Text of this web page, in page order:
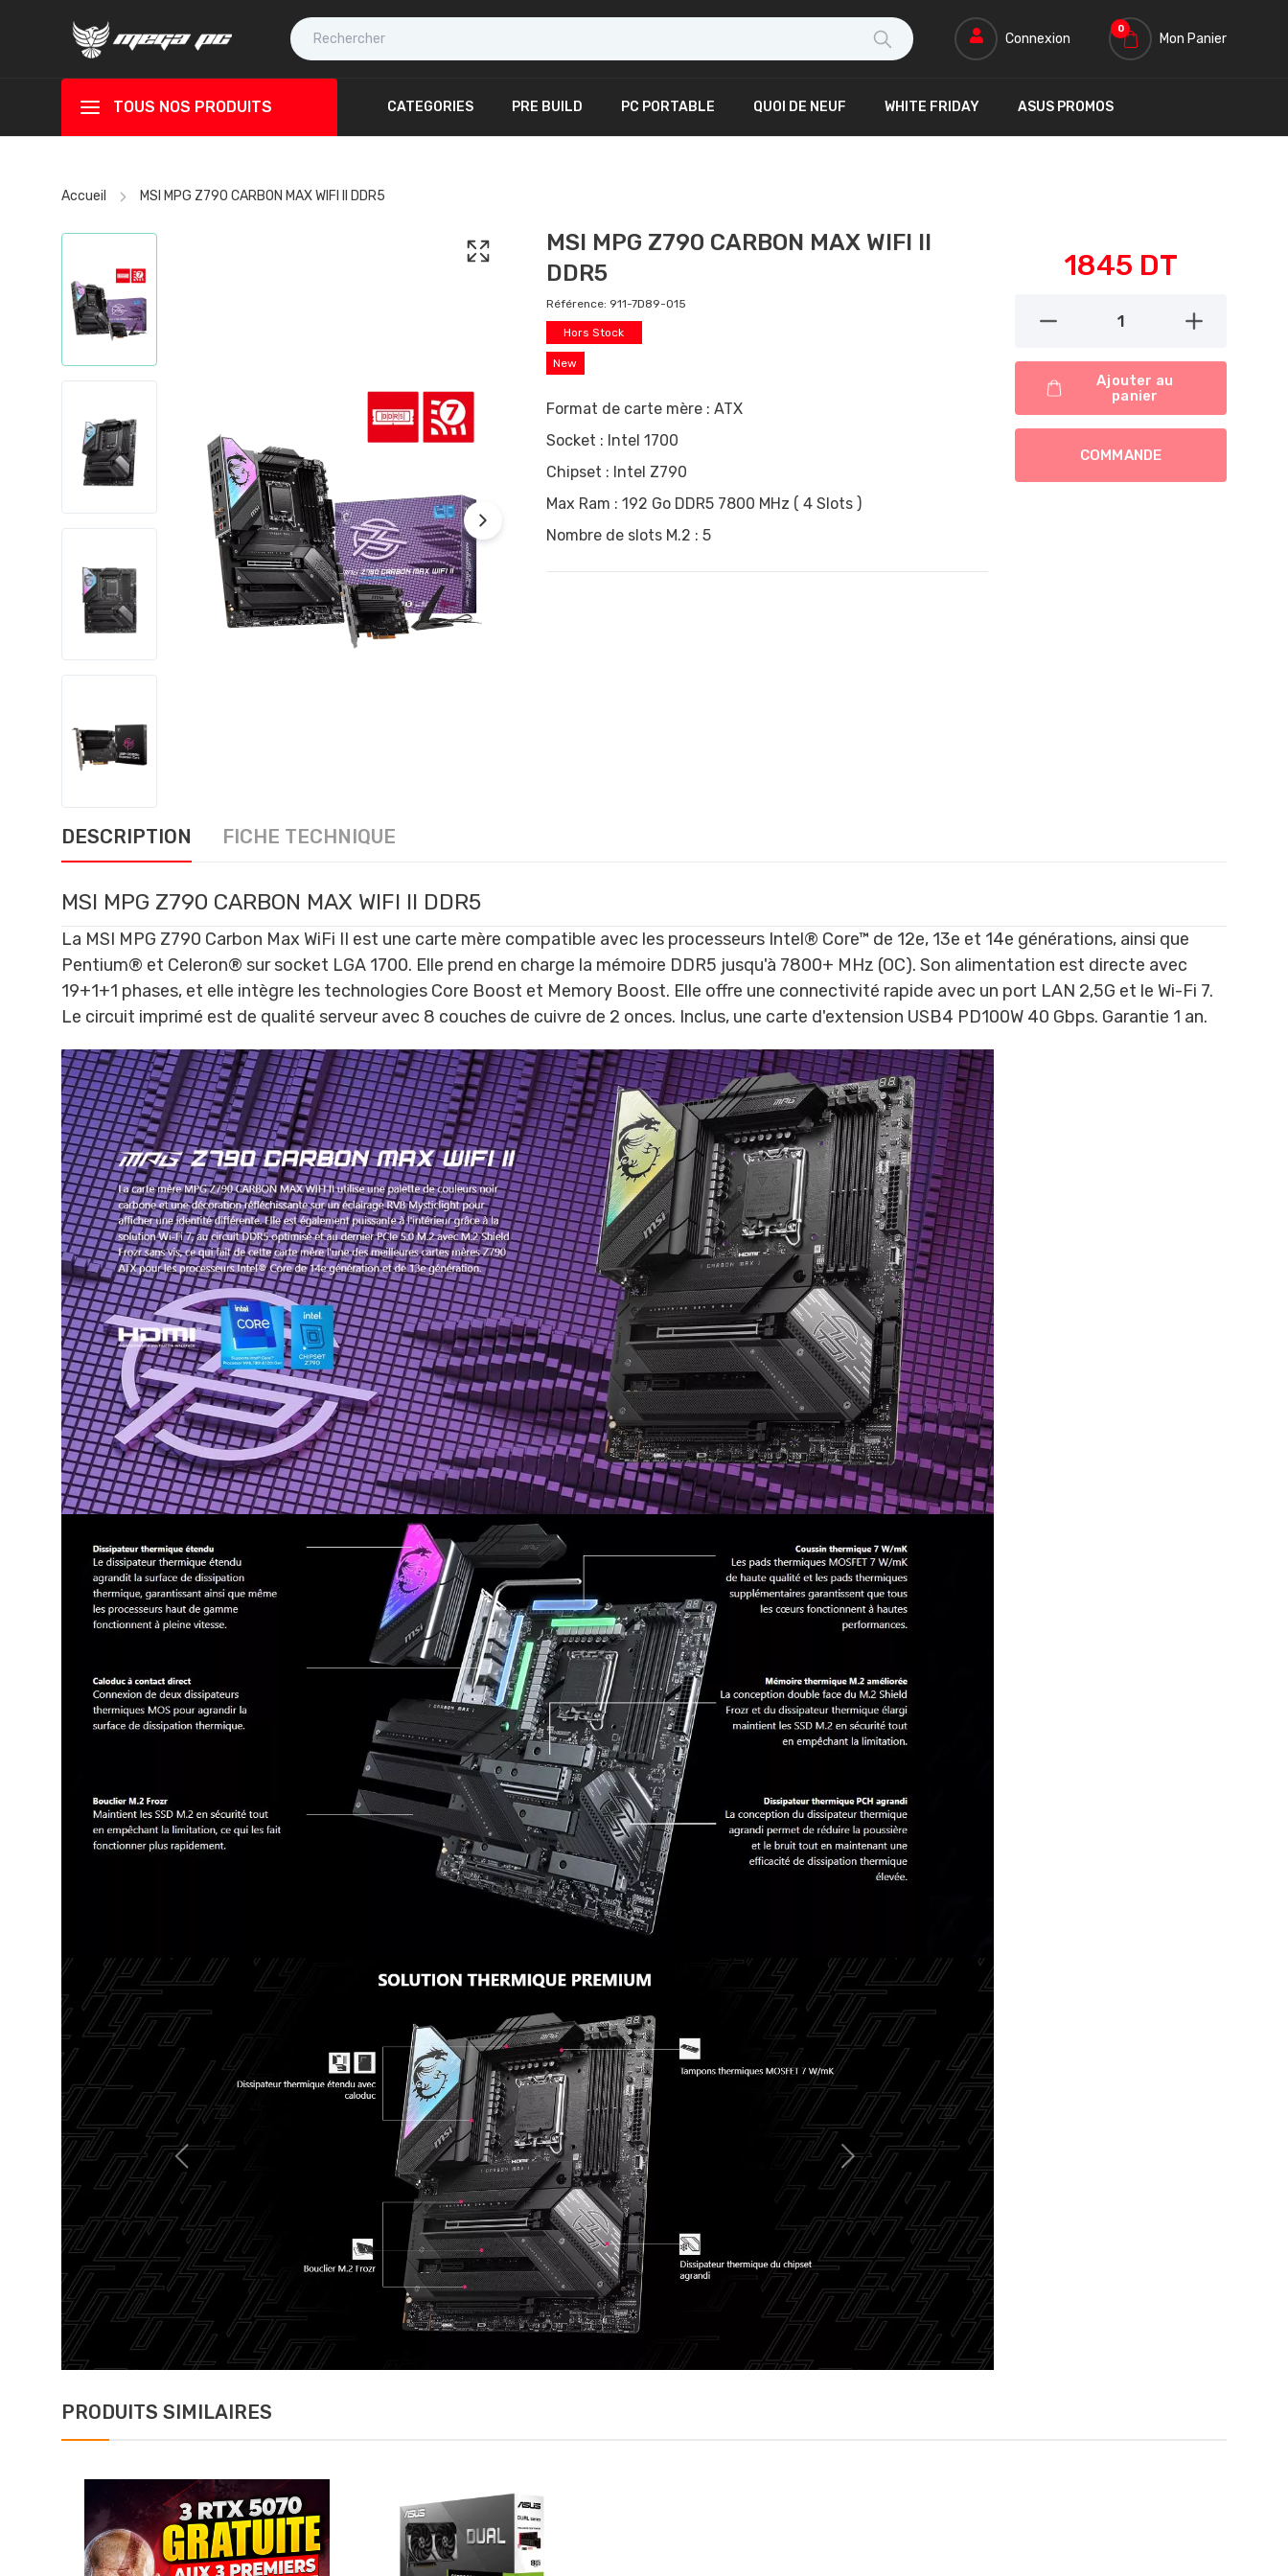
Connexion
0
Mon Panier
TOUS NOS PRODUITS CATEGORIES PRE BUILD PC PORTABLE QUOI DE NEUF WHITE FRIDAY ASUS PROMOS
Accueil MSI MPG Z790 CARBON MAX WIFI II DDR5
MSI MPG Z790 CARBON MAX WIFI II
DDR5
Référence: 911-7D89-015
Hors Stock
New
Format de carte mère : ATX
Socket : Intel 1700
Chipset : Intel Z790
Max Ram : 192 Go DDR5 7800 MHz ( 4 Slots )
Nombre de slots M.2 : 5
1845 DT
button-minus
1 button-plus
Ajouter au
panier
COMMANDE
DESCRIPTION FICHE TECHNIQUE
MSI MPG Z790 CARBON MAX WIFI II DDR5
La MSI MPG Z790 Carbon Max WiFi II est une carte mère compatible avec les processeurs Intel® Core™ de 12e, 13e et 14e générations, ainsi que
Pentium® et Celeron® sur socket LGA 1700. Elle prend en charge la mémoire DDR5 jusqu'à 7800+ MHz (OC). Son alimentation est directe avec
19+1+1 phases, et elle intègre les technologies Core Boost et Memory Boost. Elle offre une connectivité rapide avec un port LAN 2,5G et le Wi-Fi 7.
Le circuit imprimé est de qualité serveur avec 8 couches de cuivre de 2 onces. Inclus, une carte d'extension USB4 PD100W 40 Gbps. Garantie 1 an.
PRODUITS SIMILAIRES